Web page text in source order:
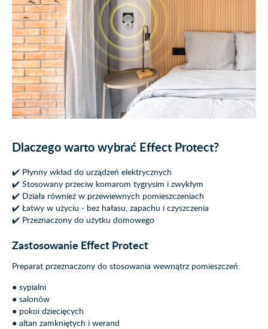
Dlaczego warto wybrać Effect Protect?
✔️ Płynny wkład do urządzeń elektrycznych
✔️ Stosowany przeciw komarom tygrysim i zwykłym
✔️ Działa również w przewiewnych pomieszczeniach
✔️ Łatwy w użyciu - bez hałasu, zapachu i czyszczenia
✔️ Przeznaczony do użytku domowego
Zastosowanie Effect Protect
Preparat przeznaczony do stosowania wewnątrz pomieszczeń:
● sypialni
● salonów
● pokoi dziecięcych
● altan zamkniętych i werand